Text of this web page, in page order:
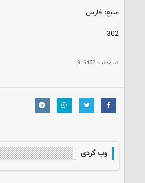
منبع: فارس
302
کد مطلب: 916452
وب گردی